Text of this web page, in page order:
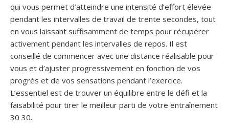
qui vous permet d’atteindre une intensité d’effort élevée
pendant les intervalles de travail de trente secondes, tout
en vous laissant suffisamment de temps pour récupérer
activement pendant les intervalles de repos. Il est
conseillé de commencer avec une distance réalisable pour
vous et d’ajuster progressivement en fonction de vos
progrès et de vos sensations pendant l’exercice.
L’essentiel est de trouver un équilibre entre le défi et la
faisabilité pour tirer le meilleur parti de votre entraînement
30 30.